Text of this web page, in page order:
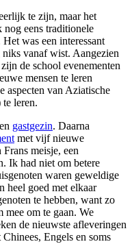
te zijn, maar het
nog eens traditionele
was een interessant
vanaf wist. Aangezien
de school evenementen
mensen te leren
aspecten van Aziatische
leren.
gastgezin. Daarna
met vijf nieuwe
meisje, een
Ik had niet om betere
waren geweldige
heel goed met elkaar
te hebben, want zo
mee om te gaan. We
de nieuwste afleveringen
Engels en soms